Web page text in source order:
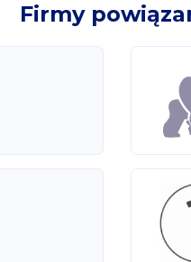
Firmy